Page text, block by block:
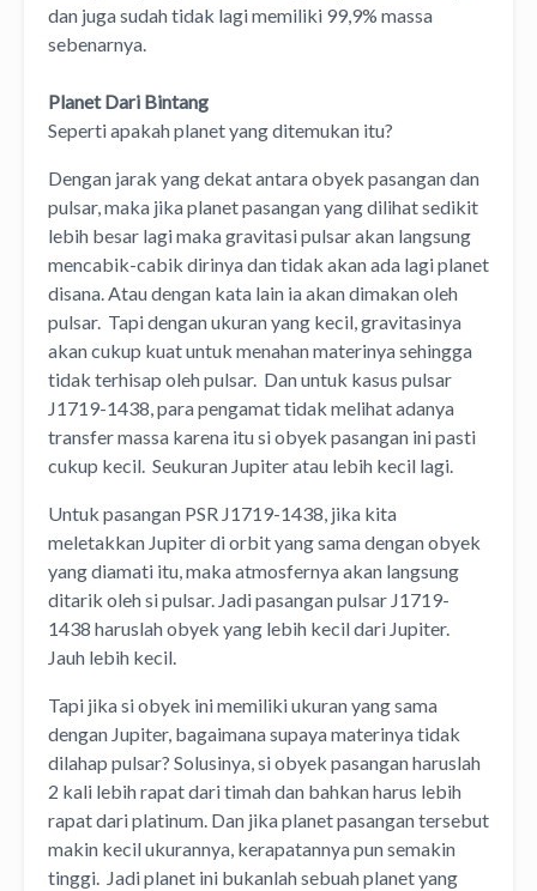
dan juga sudah tidak lagi memiliki 99,9% massa
sebenarnya.
Planet Dari Bintang
Seperti apakah planet yang ditemukan itu?
Dengan jarak yang dekat antara obyek pasangan dan
pulsar, maka jika planet pasangan yang dilihat sedikit
lebih besar lagi maka gravitasi pulsar akan langsung
mencabik-cabik dirinya dan tidak akan ada lagi planet
disana. Atau dengan kata lain ia akan dimakan oleh
pulsar. Tapi dengan ukuran yang kecil, gravitasinya
akan cukup kuat untuk menahan materinya sehingga
tidak terhisap oleh pulsar. Dan untuk kasus pulsar
J1719-1438, para pengamat tidak melihat adanya
transfer massa karena itu si obyek pasangan ini pasti
cukup kecil. Seukuran Jupiter atau lebih kecil lagi.
Untuk pasangan PSR J1719-1438, jika kita
meletakkan Jupiter di orbit yang sama dengan obyek
yang diamati itu, maka atmosfernya akan langsung
ditarik oleh si pulsar. Jadi pasangan pulsar J1719-
1438 haruslah obyek yang lebih kecil dari Jupiter.
Jauh lebih kecil.
Tapi jika si obyek ini memiliki ukuran yang sama
dengan Jupiter, bagaimana supaya materinya tidak
dilahap pulsar? Solusinya, si obyek pasangan haruslah
2 kali lebih rapat dari timah dan bahkan harus lebih
rapat dari platinum. Dan jika planet pasangan tersebut
makin kecil ukurannya, kerapatannya pun semakin
tinggi. Jadi planet ini bukanlah sebuah planet yang